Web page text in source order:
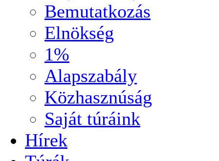
Bemutatkozás
Elnökség
1%
Alapszabály
Közhasznúság
Saját túráink
Hírek